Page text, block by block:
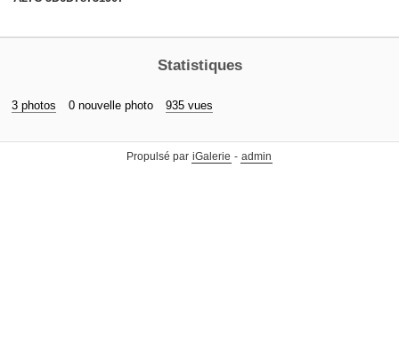
Statistiques
3 photos 0 nouvelle photo 935 vues
Propulsé par iGalerie - admin